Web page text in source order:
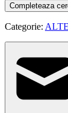
Completeaza
Categorie: